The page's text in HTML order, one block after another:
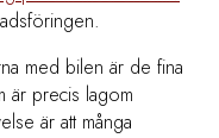
med bilen är de fina
är precis lagom
är att många